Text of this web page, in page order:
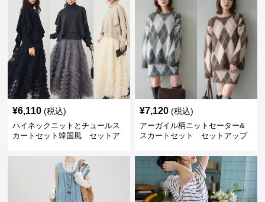
¥6,110 (税込)
ハイネックニットとチュールス
カートセット韓国風 セットア
¥7,120 (税込)
アーガイル柄ニットセーター&
スカートセット セットアップ